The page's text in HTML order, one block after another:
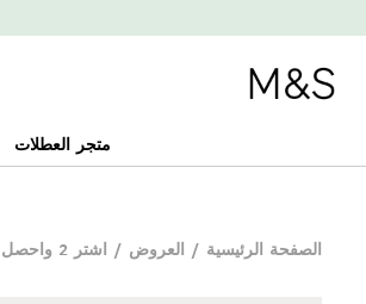
متجر العطلات
الصفحة الرئيسية / العروض / اشتر 2 واحصل على 20% خصم